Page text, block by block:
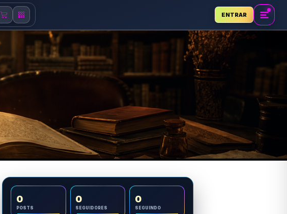
ENTRAR
0
POSTS
0
SEGUIDORES
0
SEGUINDO